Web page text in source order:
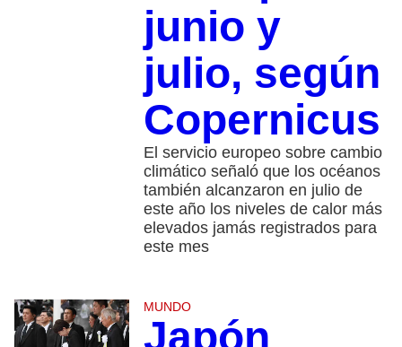
junio y
julio, según
Copernicus
El servicio europeo sobre cambio
climático señaló que los océanos
también alcanzaron en julio de
este año los niveles de calor más
elevados jamás registrados para
este mes
MUNDO
Japón